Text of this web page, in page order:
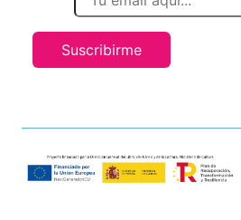
Suscribirme